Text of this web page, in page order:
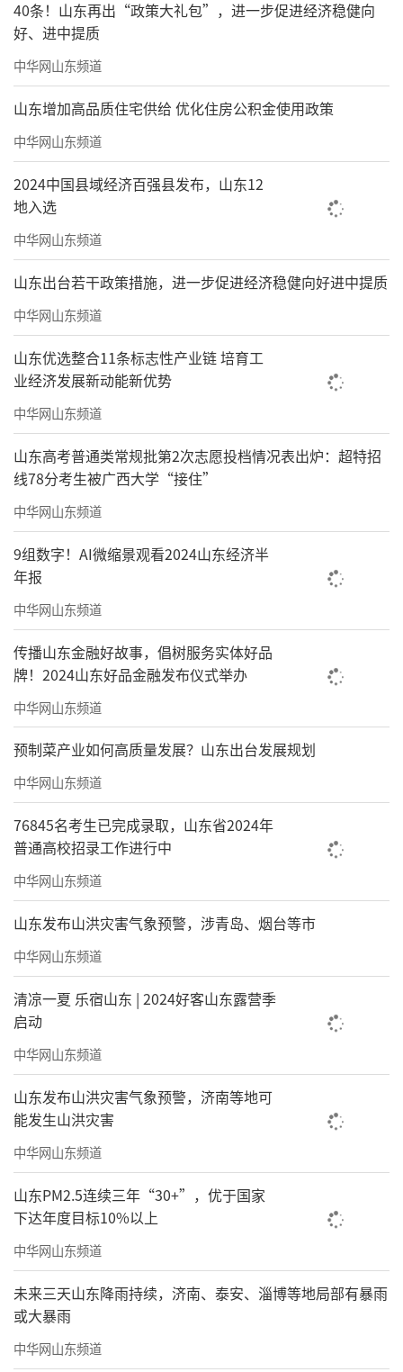
40条！山东再出“政策大礼包”，进一步促进经济稳健向
好、进中提质
中华网山东频道
山东增加高品质住宅供给 优化住房公积金使用政策
中华网山东频道
2024中国县域经济百强县发布，山东12
地入选
中华网山东频道
山东出台若干政策措施，进一步促进经济稳健向好进中提质
中华网山东频道
山东优选整合11条标志性产业链 培育工
业经济发展新动能新优势
中华网山东频道
山东高考普通类常规批第2次志愿投档情况表出炉：超特招
线78分考生被广西大学“接住”
中华网山东频道
9组数字！AI微缩景观看2024山东经济半
年报
中华网山东频道
传播山东金融好故事，倡树服务实体好品
牌！2024山东好品金融发布仪式举办
中华网山东频道
预制菜产业如何高质量发展？山东出台发展规划
中华网山东频道
76845名考生已完成录取，山东省2024年
普通高校招录工作进行中
中华网山东频道
山东发布山洪灾害气象预警，涉青岛、烟台等市
中华网山东频道
清凉一夏 乐宿山东 | 2024好客山东露营季
启动
中华网山东频道
山东发布山洪灾害气象预警，济南等地可
能发生山洪灾害
中华网山东频道
山东PM2.5连续三年“30+”，优于国家
下达年度目标10%以上
中华网山东频道
未来三天山东降雨持续，济南、泰安、淄博等地局部有暴雨
或大暴雨
中华网山东频道